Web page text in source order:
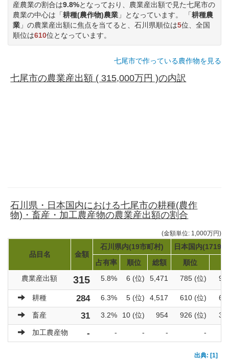
産農業の割合は9.8%となっており、農業産出額で見た七尾市の
農業の中心は「耕種(農作物)農業 」となっています。 「耕種農
業 」の農業産出額に焦点を当てると、石川県順位は5位、全国
順位は610位となっています。
七尾市で作っている農作物を見る
七尾市の農業産出額 ( 315,000万円 )の内訳
石川県・日本国内における七尾市の耕種(農作
物)・畜産・加工農産物の農業産出額の割合
(金額単位: 1,000万円)
品目名 金額
石川県内(19市町村)
日本国内(1719
占有率
順位 総額 順位
農業産出額
315 5.8% 6 (位) 5,471 785 (位)
耕種 284 6.3% 5 (位) 4,517 610 (位)
畜産 31 3.2% 10 (位) 954 926 (位)
加工農産物 - - - - -
出典: [1]